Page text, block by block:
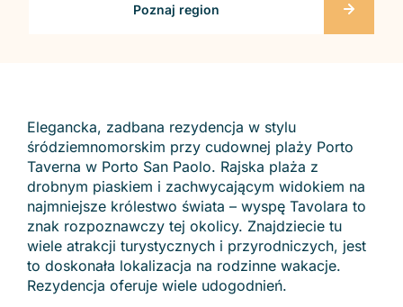
Poznaj region
Elegancka, zadbana rezydencja w stylu
śródziemnomorskim przy cudownej plaży Porto
Taverna w Porto San Paolo. Rajska plaża z
drobnym piaskiem i zachwycającym widokiem na
najmniejsze królestwo świata – wyspę Tavolara to
znak rozpoznawczy tej okolicy. Znajdziecie tu
wiele atrakcji turystycznych i przyrodniczych, jest
to doskonała lokalizacja na rodzinne wakacje.
Rezydencja oferuje wiele udogodnień.